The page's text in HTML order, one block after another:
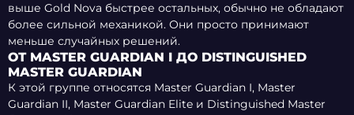
выше Gold Nova быстрее остальных, обычно не обладают
более сильной механикой. Они просто принимают
меньше случайных решений.
ОТ MASTER GUARDIAN I ДО DISTINGUISHED
MASTER GUARDIAN
К этой группе относятся Master Guardian I, Master
Guardian II, Master Guardian Elite и Distinguished Master